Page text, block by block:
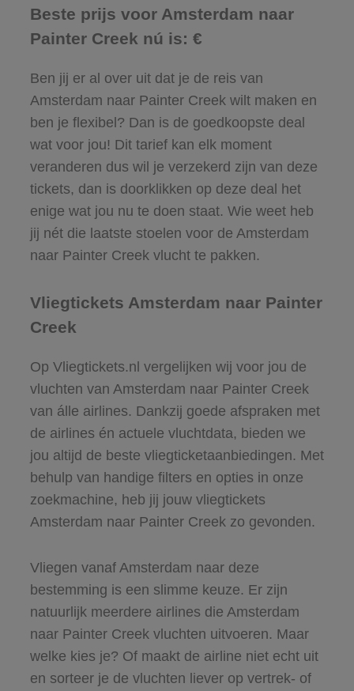
Beste prijs voor Amsterdam naar
Painter Creek nú is: €
Ben jij er al over uit dat je de reis van
Amsterdam naar Painter Creek wilt maken en
ben je flexibel? Dan is de goedkoopste deal
wat voor jou! Dit tarief kan elk moment
veranderen dus wil je verzekerd zijn van deze
tickets, dan is doorklikken op deze deal het
enige wat jou nu te doen staat. Wie weet heb
jij nét die laatste stoelen voor de Amsterdam
naar Painter Creek vlucht te pakken.
Vliegtickets Amsterdam naar Painter
Creek
Op Vliegtickets.nl vergelijken wij voor jou de
vluchten van Amsterdam naar Painter Creek
van álle airlines. Dankzij goede afspraken met
de airlines én actuele vluchtdata, bieden we
jou altijd de beste vliegticketaanbiedingen. Met
behulp van handige filters en opties in onze
zoekmachine, heb jij jouw vliegtickets
Amsterdam naar Painter Creek zo gevonden.
Vliegen vanaf Amsterdam naar deze
bestemming is een slimme keuze. Er zijn
natuurlijk meerdere airlines die Amsterdam
naar Painter Creek vluchten uitvoeren. Maar
welke kies je? Of maakt de airline niet echt uit
en sorteer je de vluchten liever op vertrek- of